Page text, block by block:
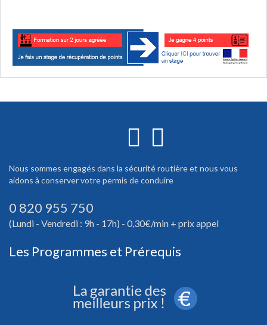
Nous sommes engagés dans la sécurité routière et nous vous
aidons à conserver votre permis de conduire
0 820 955 750
(Lundi - Vendredi : 9h - 17h) - 0,30€/min + prix appel
Les Programmes et Prérequis